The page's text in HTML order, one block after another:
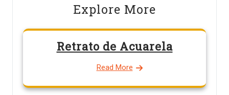
Explore More
Retrato de Acuarela
Read More